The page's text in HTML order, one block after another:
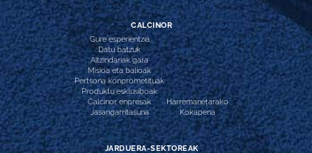
CALCINOR
Gure esperientzia
Datu batzuk
Aitzindariak gara
Misioa eta balioak
Pertsona konprometituak
Produktu esklusiboak
Calcinor enpresak
Jasangarritasuna
Harremanetarako
Kokapena
JARDUERA-SEKTOREAK